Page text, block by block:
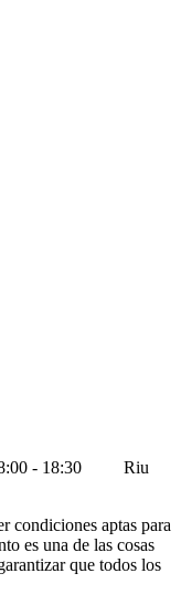
- 18:30
Riu
condiciones aptas para
es una de las cosas
que todos los